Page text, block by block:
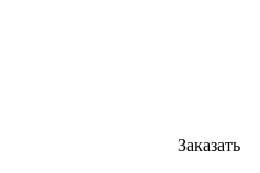
Заказать